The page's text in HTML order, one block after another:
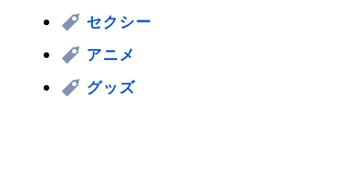
セクシー
アニメ
グッズ